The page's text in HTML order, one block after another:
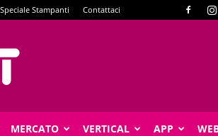
Speciale Stampanti Contattaci
MERCATO VERTICAL APP